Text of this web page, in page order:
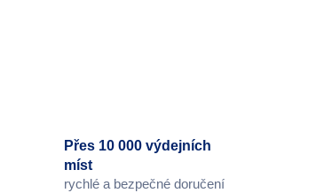
Přes 10 000 výdejních
míst
rychlé a bezpečné doručení